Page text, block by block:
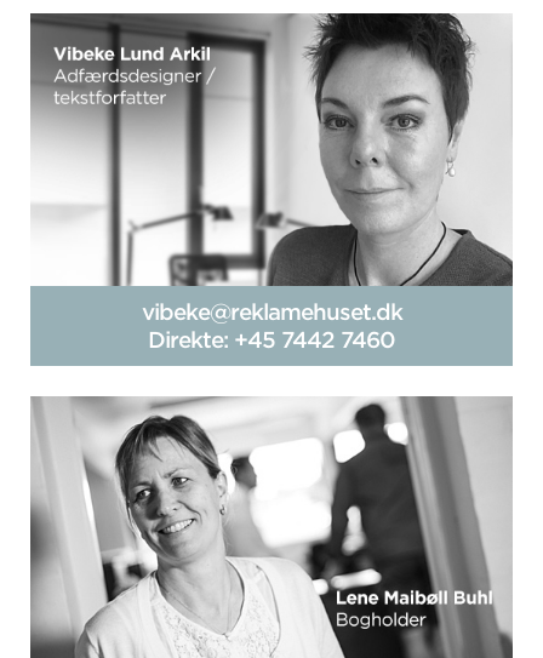
vibeke@reklamehuset.dk
Direkte: +45 7442 7460